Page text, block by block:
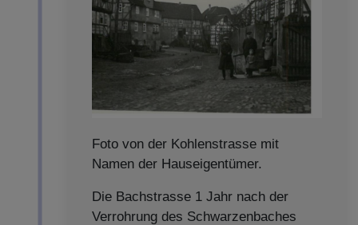
Foto von der Kohlenstrasse mit
Namen der Hauseigentümer.
Die Bachstrasse 1 Jahr nach der
Verrohrung des Schwarzenbaches